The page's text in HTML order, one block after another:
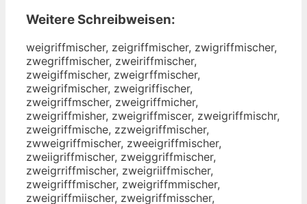
Weitere Schreibweisen:
weigriffmischer, zeigriffmischer, zwigriffmischer,
zwegriffmischer, zweiriffmischer,
zweigiffmischer, zweigrffmischer,
zweigrifmischer, zweigriffischer,
zweigriffmscher, zweigriffmicher,
zweigriffmisher, zweigriffmiscer, zweigriffmischr,
zweigriffmische, zzweigriffmischer,
zwweigriffmischer, zweeigriffmischer,
zweiigriffmischer, zweiggriffmischer,
zweigrriffmischer, zweigriiffmischer,
zweigrifffmischer, zweigriffmmischer,
zweigriffmiischer, zweigriffmisscher,